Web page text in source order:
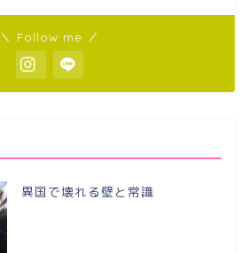
＼ Follow me ／
異国で壊れる壁と常識